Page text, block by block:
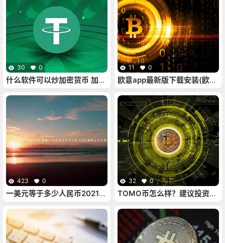
30 0
什么软件可以炒加密货币 加密
11 0
欧意app最新版下载安装(欧意
423 0
一美元等于多少人民币2021最
2022最新会不会再涨)
32 0
TOMO币怎么样？建议投资